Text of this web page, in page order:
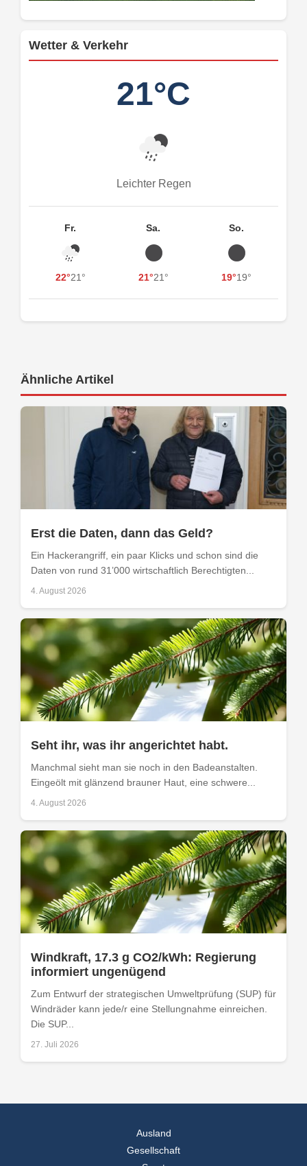
Wetter & Verkehr
21°C
Leichter Regen
Fr.
22°21°
Sa.
21°21°
So.
19°19°
Ähnliche Artikel
Erst die Daten, dann das Geld?
Ein Hackerangriff, ein paar Klicks und schon sind die
Daten von rund 31’000 wirtschaftlich Berechtigten...
4. August 2026
Seht ihr, was ihr angerichtet habt.
Manchmal sieht man sie noch in den Badeanstalten.
Eingeölt mit glänzend brauner Haut, eine schwere...
4. August 2026
Windkraft, 17.3 g CO2/kWh: Regierung
informiert ungenügend
Zum Entwurf der strategischen Umweltprüfung (SUP) für
Windräder kann jede/r eine Stellungnahme einreichen.
Die SUP...
27. Juli 2026
Ausland
Gesellschaft